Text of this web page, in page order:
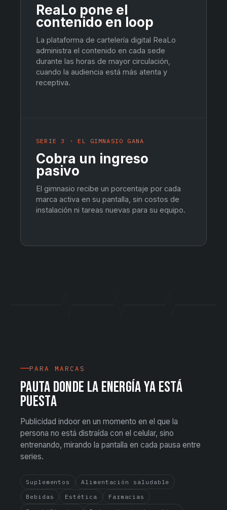
ReaLo pone el
contenido en loop
La plataforma de cartelería digital ReaLo
administra el contenido en cada sede
durante las horas de mayor circulación,
cuando la audiencia está más atenta y
receptiva.
SERIE 3 · EL GIMNASIO GANA
Cobra un ingreso
pasivo
El gimnasio recibe un porcentaje por cada
marca activa en su pantalla, sin costos de
instalación ni tareas nuevas para su equipo.
PARA MARCAS
PAUTA DONDE LA ENERGÍA YA ESTÁ
PUESTA
Publicidad indoor en un momento en el que la
persona no está distraída con el celular, sino
entrenando, mirando la pantalla en cada pausa entre
series.
Suplementos
Alimentación saludable
Bebidas
Estética
Farmacias